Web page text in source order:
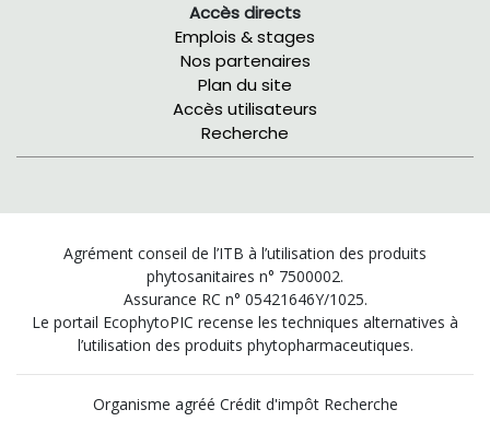
Accès directs
Emplois & stages
Nos partenaires
Plan du site
Accès utilisateurs
Recherche
Agrément conseil de l’ITB à l’utilisation des produits
phytosanitaires n° 7500002.
Assurance RC n° 05421646Y/1025.
Le portail EcophytoPIC recense les techniques alternatives à
l’utilisation des produits phytopharmaceutiques.
Organisme agréé Crédit d'impôt Recherche